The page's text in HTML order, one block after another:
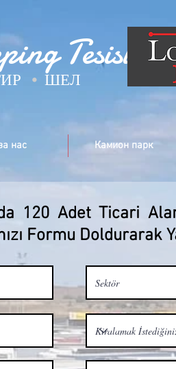
Tesisleri
• ШЕЛ
нас Камион парк
120 Adet Ticari
Formu Doldurarak